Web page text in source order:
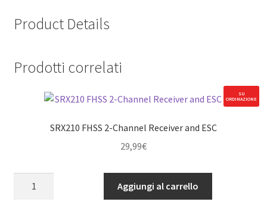
Product Details
Prodotti correlati
SU
ORDINAZIONE
SRX210 FHSS 2-Channel Receiver and ESC
29,99€
Aggiungi al carrello